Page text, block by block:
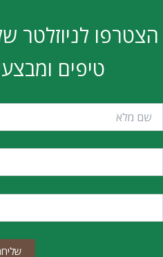
הצטרפו לניוזלטר
טיפים